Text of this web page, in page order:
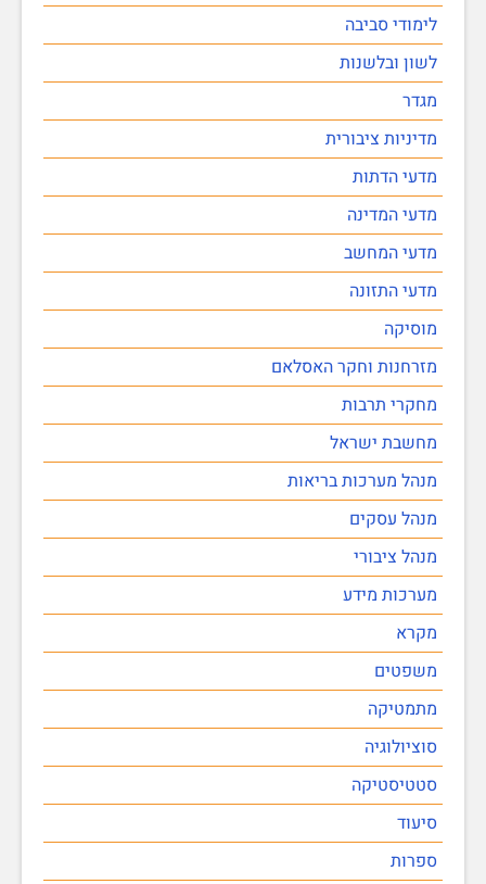
לימודי סביבה
לשון ובלשנות
מגדר
מדיניות ציבורית
מדעי הדתות
מדעי המדינה
מדעי המחשב
מדעי התזונה
מוסיקה
מזרחנות וחקר האסלאם
מחקרי תרבות
מחשבת ישראל
מנהל מערכות בריאות
מנהל עסקים
מנהל ציבורי
מערכות מידע
מקרא
משפטים
מתמטיקה
סוציולוגיה
סטטיסטיקה
סיעוד
ספרות